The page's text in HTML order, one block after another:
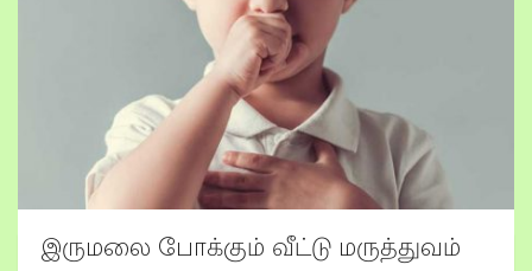
இருமலை போக்கும் வீட்டு மருத்துவம்